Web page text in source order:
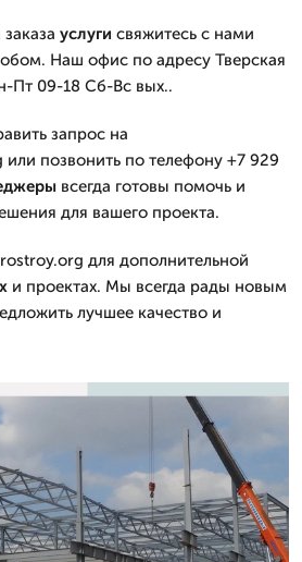
услуги свяжитесь с нами
Наш офис по адресу Тверская
Пт 09-18 Сб-Вс вых..
запрос на
позвонить по телефону +7 929
всегда готовы помочь и
для вашего проекта.
для дополнительной
и проектах. Мы всегда рады новым
лучшее качество и